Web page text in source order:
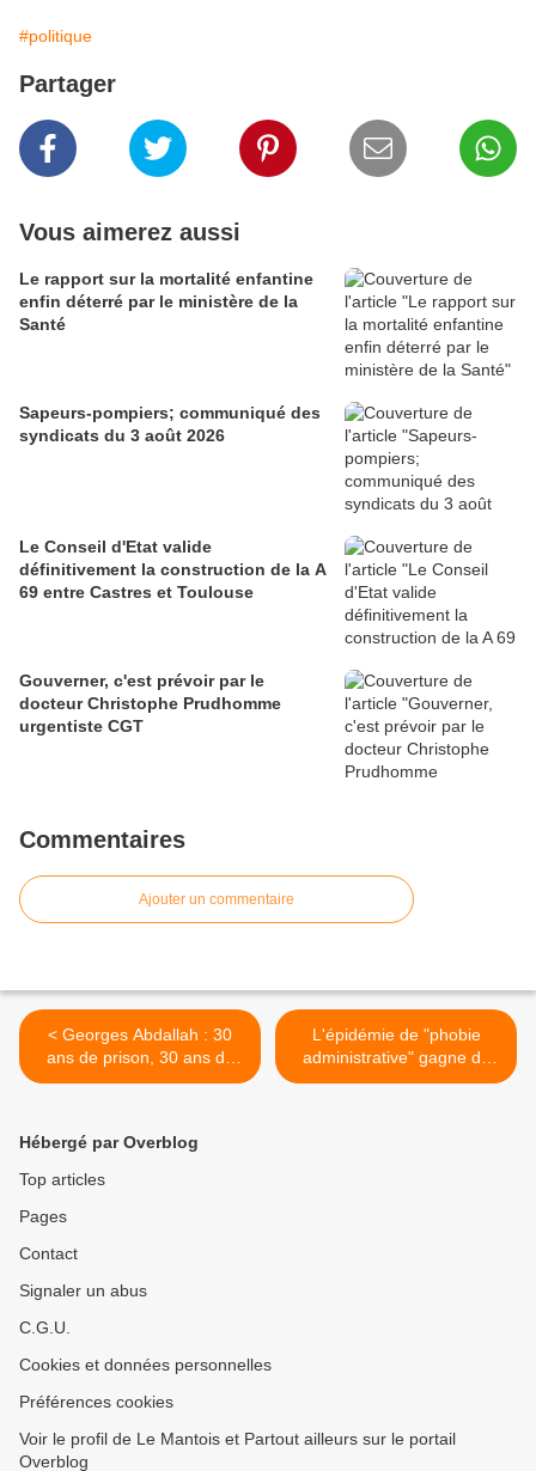
#politique
Partager
Vous aimerez aussi
Le rapport sur la mortalité enfantine
enfin déterré par le ministère de la
Santé
Sapeurs-pompiers; communiqué des
syndicats du 3 août 2026
Le Conseil d'Etat valide
définitivement la construction de la A
69 entre Castres et Toulouse
Gouverner, c'est prévoir par le
docteur Christophe Prudhomme
urgentiste CGT
Commentaires
Ajouter un commentaire
< Georges Abdallah : 30
ans de prison, 30 ans de
résistance
L'épidémie de "phobie
administrative" gagne du
terrain >
Hébergé par Overblog
Top articles
Pages
Contact
Signaler un abus
C.G.U.
Cookies et données personnelles
Préférences cookies
Voir le profil de Le Mantois et Partout ailleurs sur le portail
Overblog